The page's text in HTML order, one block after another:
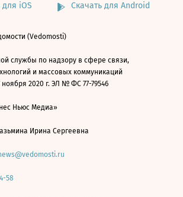
для iOS Скачать для Android
(Vedomosti)
службы по надзору в сфере связи,
и массовых коммуникаций
2020 г. ЭЛ № ФС 77-79546
Ньюс Медиа»
Ирина Сергеевна
58